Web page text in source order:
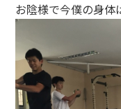
お陰様で今僕の身体